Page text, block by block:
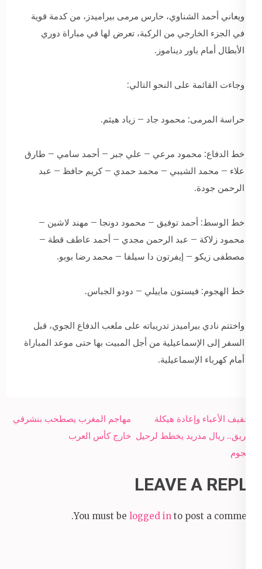
ويعاني أحمد الشناوي، حارس مرمى بيراميدز، من كدمة قوية
في الجزء الخارجي من الركبة، تعرض لها في مباراة دوري
الأبطال أمام باور ديناموز.
وجاءت القائمة على النحو التالي:
حراسة المرمى: محمود جاد – زياد هيثم.
خط الدفاع: محمود مرعي – علي جبر – أحمد سامي – طارق
علاء – محمد الشيبي – محمد حمدي – كريم حافظ – عبد
الرحمن جودة.
خط الوسط: أحمد توفيق – محمود دونجا – مهند لاشين –
محمود زلاكة – عبد الرحمن مجدي – أحمد عاطف قطة –
مصطفى زيكو – إيفرتون دا سيلفا – محمد رضا بوبو.
خط الهجوم: فيستون ماييلي – دودو الجباس.
واختتم نادي بيراميدز تدريباته على ملعب الدفاع الجوي، قبل
السفر إلى الإسماعيلية من أجل المبيت بها حتى موعد المباراة
أمام كهرباء الإسماعيلية.
Post
navigation
مهاجم المغرب يصطحب بنشرقي
خارج كأس العرب
لتخفيف الأعباء وإعادة هيكلة
الفريق.. ريال مدريد يخطط لرحيل
LEAVE A REPLY
You must be logged in to post a comment.